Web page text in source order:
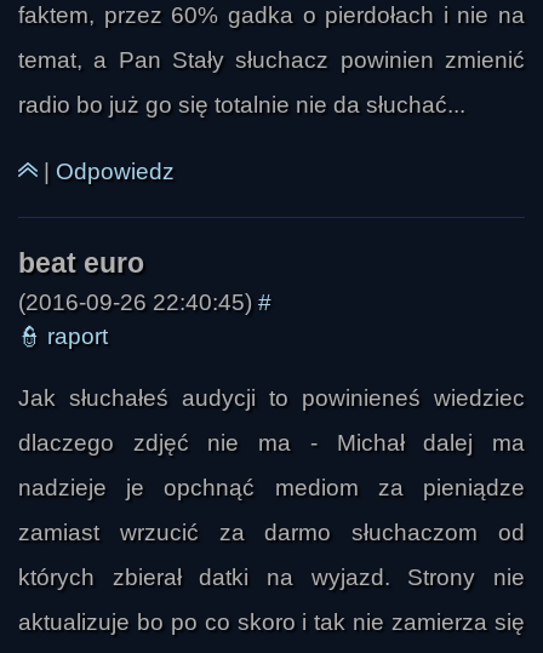
faktem, przez 60% gadka o pierdołach i nie na
temat, a Pan Stały słuchacz powinien zmienić
radio bo już go się totalnie nie da słuchać...
Odpowiedz
(2016-09-26 22:40:45) #
👮 raport
Jak słuchałeś audycji to powinieneś wiedziec
dlaczego zdjęć nie ma - Michał dalej ma
nadzieje je opchnąć mediom za pieniądze
zamiast wrzucić za darmo słuchaczom od
których zbierał datki na wyjazd. Strony nie
aktualizuje bo po co skoro i tak nie zamierza się